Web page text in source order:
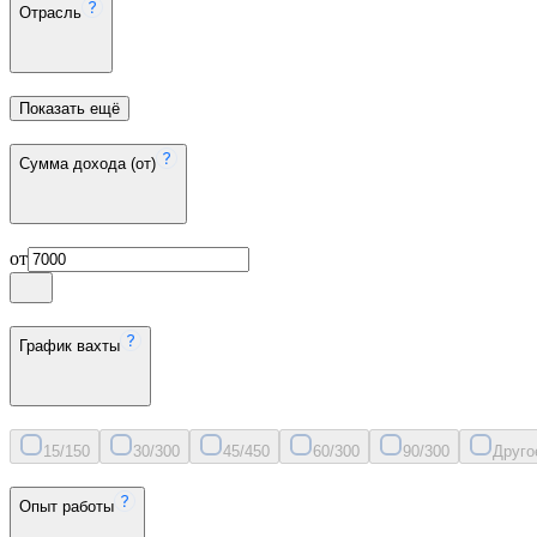
Отрасль
Показать ещё
Сумма дохода (от)
от
График вахты
15/150 30/300 45/450 60/300 90/300
Опыт работы